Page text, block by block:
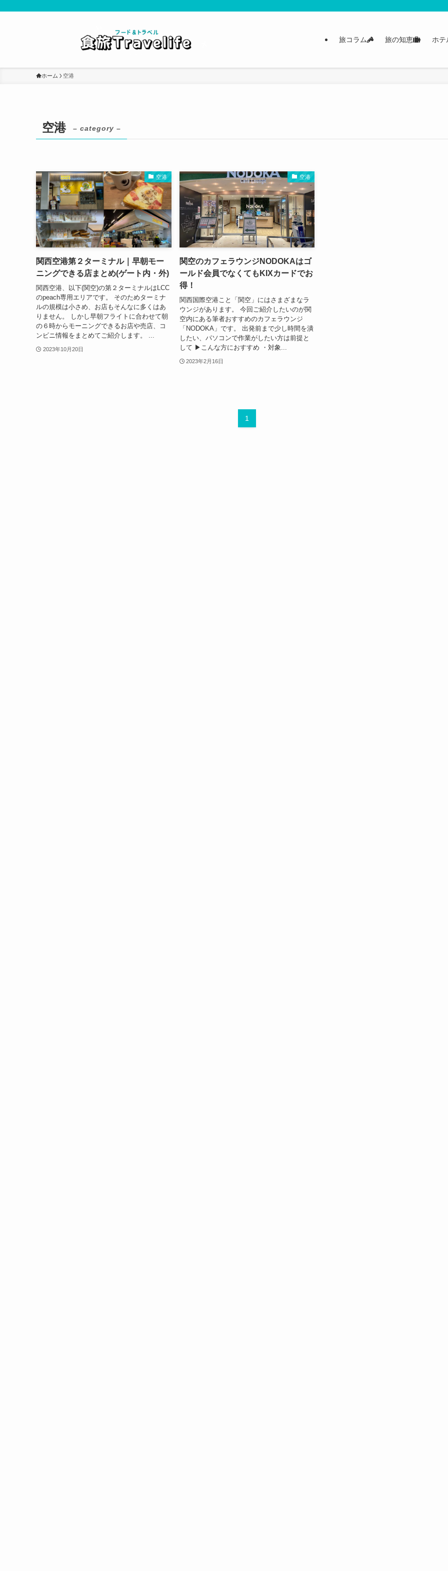
旅コラム 旅の知恵 ホテ
ホーム 空港
空港 – category –
空港
関西空港第２ターミナル｜早朝モー
ニングできる店まとめ(ゲート内・外)
関西空港、以下(関空)の第２ターミナルはLCC
のpeach専用エリアです。 そのためターミナ
ルの規模は小さめ、お店もそんなに多くはあ
りません。 しかし早朝フライトに合わせて朝
の６時からモーニングできるお店や売店、コ
ンビニ情報をまとめてご紹介します。 ...
2023年10月20日
空港
関空のカフェラウンジNODOKAはゴ
ールド会員でなくてもKIXカードでお
得！
関西国際空港こと「関空」にはさまざまなラ
ウンジがあります。 今回ご紹介したいのが関
空内にある筆者おすすめのカフェラウンジ
「NODOKA」です。 出発前まで少し時間を潰
したい、パソコンで作業がしたい方は前提と
して ▶こんな方におすすめ ・対象...
2023年2月16日
1